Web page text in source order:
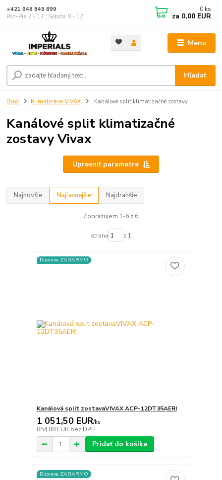
Menu
Hľadať
+421 948 849 899
Pon-Pia 7 - 17 ; Sobota 8 - 12
0 ks
za 0,00 EUR
Úvod Klimatizácie VIVAX Kanálové split klimatizačné zostavy
Kanálové split klimatizačné
zostavy Vivax
Upresniť parametre
Najnovšie Najlacnejšie Najdrahšie
Zobrazujem 1-6 z 6
strana z 1
Doprava ZADARMO
Kanálová split zostavaVIVAX ACP-12DT35AERI
1 051,50 EUR/ks
854,88 EUR bez DPH
Pridať do košíka
Doprava ZADARMO